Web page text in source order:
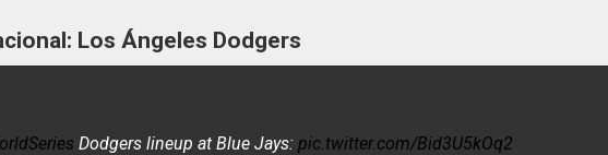
Los Ángeles Dodgers
Dodgers lineup at Blue Jays: pic.twitter.com/Bid3U5kOq2